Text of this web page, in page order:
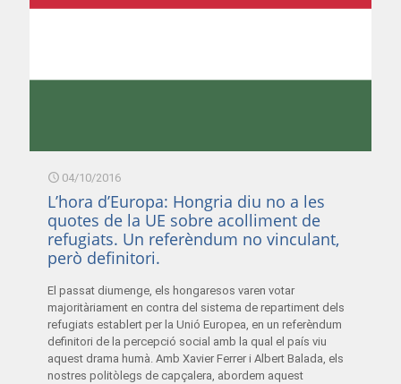
04/10/2016
L’hora d’Europa: Hongria diu no a les
quotes de la UE sobre acolliment de
refugiats. Un referèndum no vinculant,
però definitori.
El passat diumenge, els hongaresos varen votar
majoritàriament en contra del sistema de repartiment dels
refugiats establert per la Unió Europea, en un referèndum
definitori de la percepció social amb la qual el país viu
aquest drama humà. Amb Xavier Ferrer i Albert Balada, els
nostres politòlegs de capçalera, abordem aquest